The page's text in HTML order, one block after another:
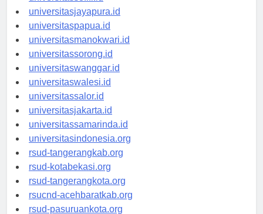
universitassofifi.id
universitasjayapura.id
universitaspapua.id
universitasmanokwari.id
universitassorong.id
universitaswanggar.id
universitaswalesi.id
universitassalor.id
universitasjakarta.id
universitassamarinda.id
universitasindonesia.org
rsud-tangerangkab.org
rsud-kotabekasi.org
rsud-tangerangkota.org
rsucnd-acehbaratkab.org